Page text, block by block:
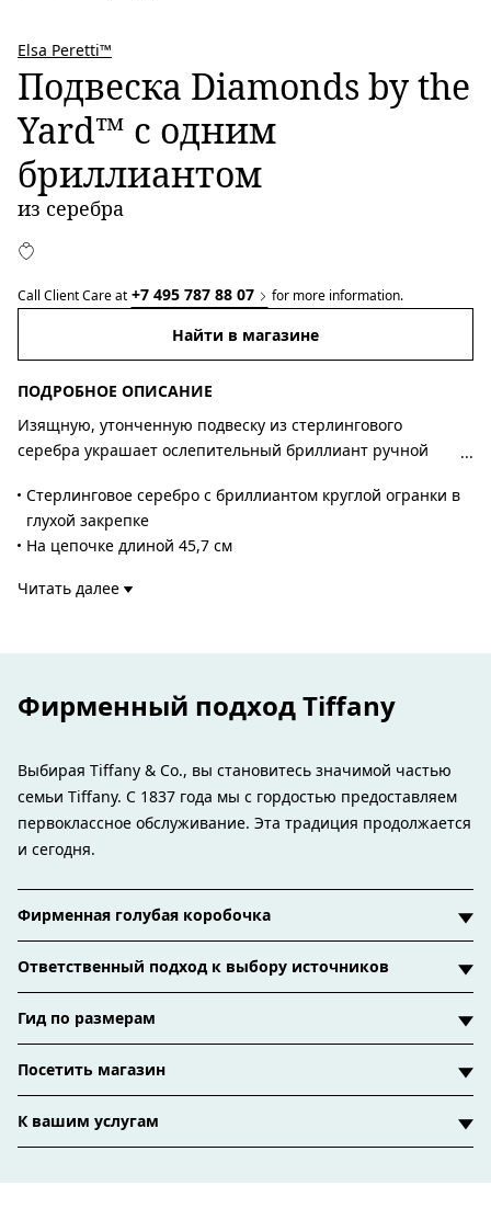
Elsa Peretti™
Подвеска Diamonds by the
Yard™ с одним
бриллиантом
из серебра
Call Client Care at +7 495 787 88 07 for more information.
Найти в магазине
ПОДРОБНОЕ ОПИСАНИЕ
Изящную, утонченную подвеску из стерлингового
серебра украшает ослепительный бриллиант ручной
коллекции Diamonds by the Yard™ отличаются
сочетанием изящных, воздушных цепочек и камней в
глухой закрепке. Она навсегда изменила роль
на коже. Комбинируйте ее с другими подвесками и колье
длины для создания индивидуального образа.
Стерлинговое серебро с бриллиантом круглой огранки в
глухой закрепке
На цепочке длиной 45,7 см
Вес – 0,05 карата
Читать далее
Фирменный подход Tiffany
Выбирая Tiffany & Co., вы становитесь значимой частью
семьи Tiffany. С 1837 года мы с гордостью предоставляем
первоклассное обслуживание. Эта традиция продолжается
и сегодня.
Фирменная голубая коробочка
Ответственный подход к выбору источников
Гид по размерам
Посетить магазин
К вашим услугам